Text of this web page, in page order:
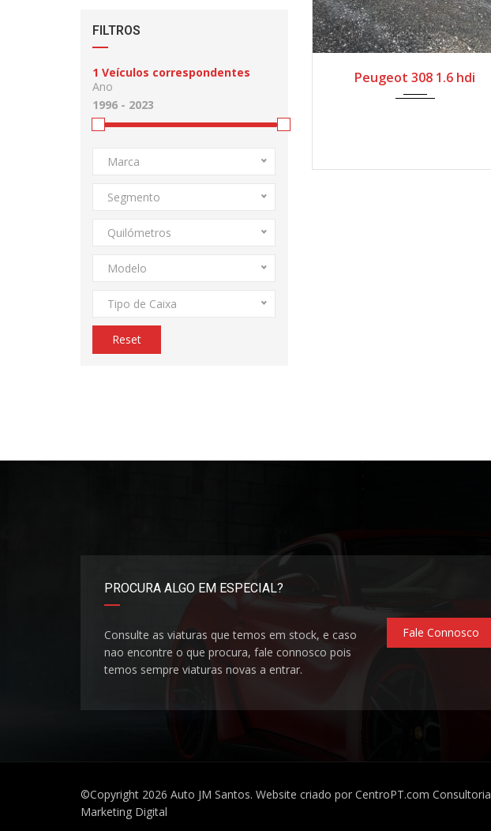
FILTROS
1 Veículos correspondentes
Ano
Marca
Segmento
Quilómetros
Modelo
Tipo de Caixa
Reset
Peugeot 308 1.6 hdi
PROCURA ALGO EM ESPECIAL?
Consulte as viaturas que temos em stock, e caso
nao encontre o que procura, fale connosco pois
temos sempre viaturas novas a entrar.
Fale Connosco
©Copyright 2026 Auto JM Santos. Website criado por CentroPT.com Consultoria
Marketing Digital